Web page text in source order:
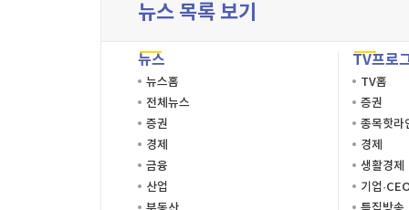
뉴스 목록 보기
뉴스
뉴스홈
전체뉴스
증권
경제
금융
산업
TV프로
TV홈
증권
종목핫라
경제
생활경제
기업